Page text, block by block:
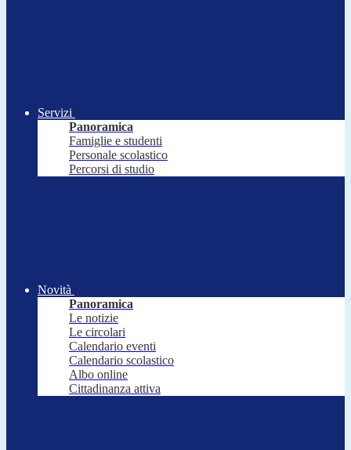
Servizi
Panoramica
Famiglie e studenti
Personale scolastico
Percorsi di studio
Novità
Panoramica
Le notizie
Le circolari
Calendario eventi
Calendario scolastico
Albo online
Cittadinanza attiva